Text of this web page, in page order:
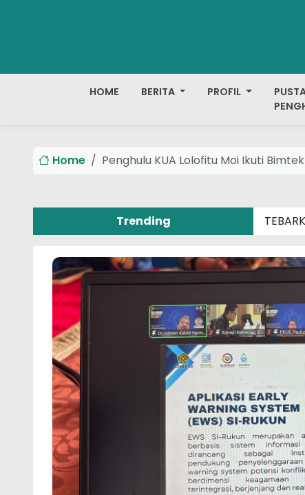
HOME BERITA PROFIL
Home Penghulu KUA Lolofitu Moi Ikuti
Trending